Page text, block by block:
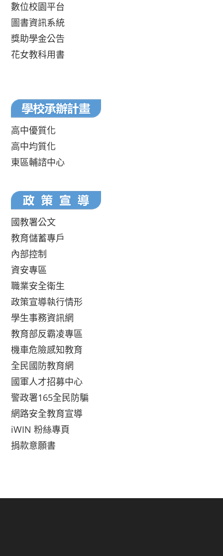
數位校園平台
圖書資訊系統
獎助學金公告
花女教科用書
高中優質化
高中均質化
東區輔諮中心
國教署公文
教育儲蓄專戶
內部控制
資安專區
職業安全衛生
政策宣導執行情形
學生事務資訊網
教育部反霸凌專區
機車危險感知教育
全民國防教育網
國軍人才招募中心
警政署165全民防騙
網路安全教育宣導
iWIN 粉絲專頁
捐款意願書